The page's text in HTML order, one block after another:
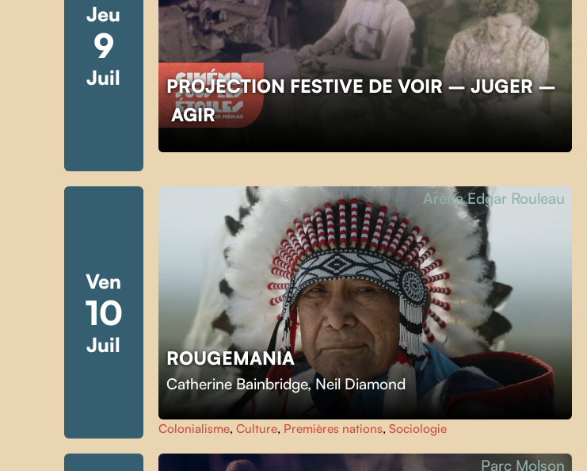
Jeu
9
Juil
PROJECTION FESTIVE DE VOIR – JUGER –
AGIR
Ven
10
Juil
ROUGEMANIA
Catherine Bainbridge,Neil Diamond
Aréna Edgar Rouleau
Colonialisme, Culture, Premières nations, Sociologie
Parc Molson